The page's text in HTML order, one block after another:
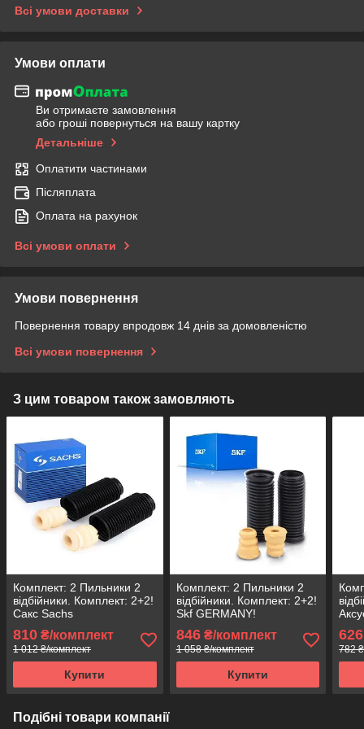
Всі умови доставки
Умови оплати
Ви отримаєте замовлення
або гроші повернуться на вашу картку
Детальніше
Оплатити частинами
Післяплата
Оплата на рахунок
Всі умови оплати
Умови повернення
Повернення товару впродовж 14 днів за домовленістю
Всі умови повернення
З цим товаром також замовляють
Комплект: 2 Пильники 2
відбійники. Комплект: 2+2!
Сакс Sachs
810 ₴/комплект
1 012 ₴/комплект
Купити
Комплект: 2 Пильники 2
відбійники. Комплект: 2+2!
Skf GERMANY!
846₴/комплект
1 058 ₴/комплект
Купити
626
782
Подібні товари компанії